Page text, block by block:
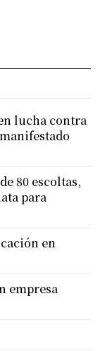
lucha contra
80 escoltas,
para
en
empresa